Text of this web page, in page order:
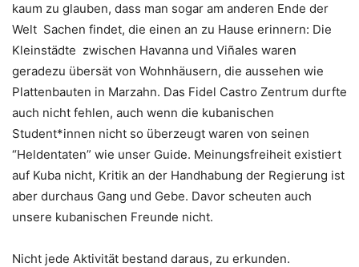
kaum zu glauben, dass man sogar am anderen Ende der
Welt Sachen findet, die einen an zu Hause erinnern: Die
Kleinstädte zwischen Havanna und Viñales waren
geradezu übersät von Wohnhäusern, die aussehen wie
Plattenbauten in Marzahn. Das Fidel Castro Zentrum durfte
auch nicht fehlen, auch wenn die kubanischen
Student*innen nicht so überzeugt waren von seinen
“Heldentaten” wie unser Guide. Meinungsfreiheit existiert
auf Kuba nicht, Kritik an der Handhabung der Regierung ist
aber durchaus Gang und Gebe. Davor scheuten auch
unsere kubanischen Freunde nicht.
Nicht jede Aktivität bestand daraus, zu erkunden.